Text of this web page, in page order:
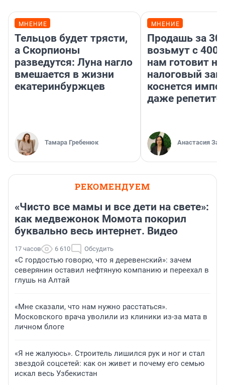
МНЕНИЕ
Тельцов будет трясти,
а Скорпионы
разведутся: Луна нагло
вмешается в жизни
екатеринбуржцев
Тамара Гребенюк
МНЕНИЕ
Продашь за
возьмут с
нам готовит
налоговый
коснется
даже
Анастасия
РЕКОМЕНДУЕМ
«Чисто все мамы и все дети на свете»:
как медвежонок Момота покорил
буквально весь интернет. Видео
17 часов 6 610 Обсудить
«С гордостью говорю, что я деревенский»: зачем
северянин оставил нефтяную компанию и переехал в
глушь на Алтай
«Мне сказали, что нам нужно расстаться».
Московского врача уволили из клиники из-за мата в
личном блоге
«Я не жалуюсь». Строитель лишился рук и ног и стал
звездой соцсетей: как он живет и почему его семью
искал весь Узбекистан